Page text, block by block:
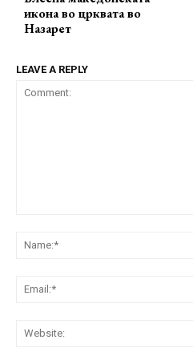
икона во црквата во
Назарет
LEAVE A REPLY